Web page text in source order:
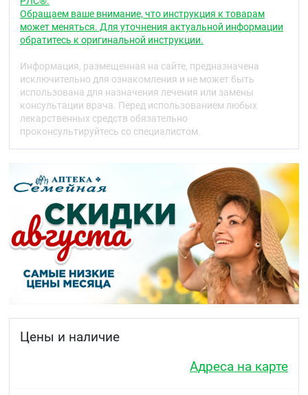
беременность, путешествия на самолете и в
поезде, при спортивных нагрузках.
применению
Основные принципы использования:
компрессионные изделия можно использовать
в стационарных и амбулаторных учреждениях,
или дома
размер выбирают по окружности ноги, росту,
по таблице размеров снимать мерки нужно с
утра (до появления отеков) или после того, как
ноги отдохнули, поставив ногу горизонтально -
это можно сделать самому или попросить
помощи специалиста
изделие нужно надевать утром, как только
будут завершены гигиенические процедуры, и
носить весь день, если врач не прописал
иначе.
Порядок надевания/снятия, правила:
рекомендуем снять с рук украшения,
держите верхнюю часть изделия двумя
Обращаем ваше внимание, что инструкция к товарам
может меняться. Для уточнения актуальной информации
обратитесь к оригинальной инструкции.
Информация, размещенная на сайте, предназначена
исключительно для ознакомления и не может быть
использована для назначения лечения или замены
консультации врача. Перед использованием любых
лекарственных средств обязательно
проконсультируйтесь со специалистом.
Цены и наличие
Адреса на карте